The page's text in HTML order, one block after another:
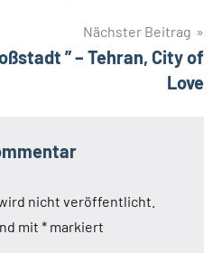
Nächster Beitrag
” – Tehran, City of
Love
nicht veröffentlicht.
mit * markiert